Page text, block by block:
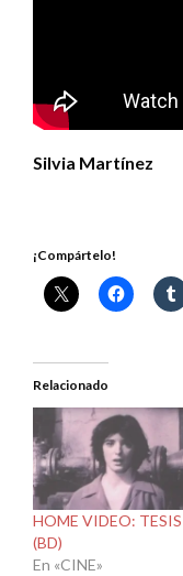
Silvia Martínez
¡Compártelo!
Relacionado
HOME VIDEO: TESIS
(BD)
En «CINE»